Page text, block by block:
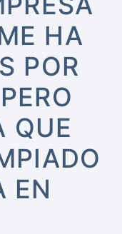
HA
POR
QUE
EN